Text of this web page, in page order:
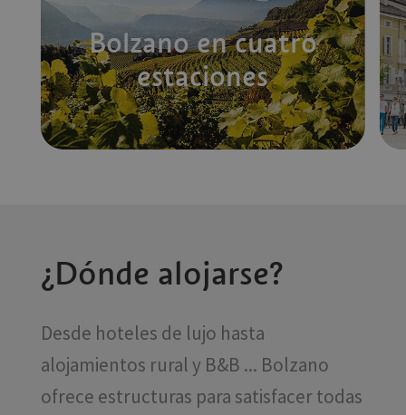
Bolzano en cuatro
estaciones
¿Dónde alojarse?
Desde hoteles de lujo hasta
alojamientos rural y B&B ... Bolzano
ofrece estructuras para satisfacer todas